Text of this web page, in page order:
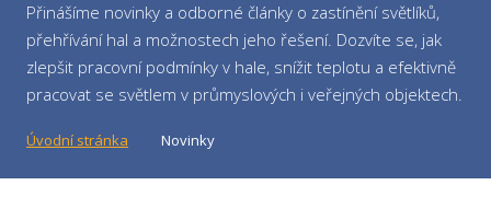
Přinášíme novinky a odborné články o zastínění světlíků,
přehřívání hal a možnostech jeho řešení. Dozvíte se, jak
zlepšit pracovní podmínky v hale, snížit teplotu a efektivně
pracovat se světlem v průmyslových i veřejných objektech.
Úvodní stránka Novinky